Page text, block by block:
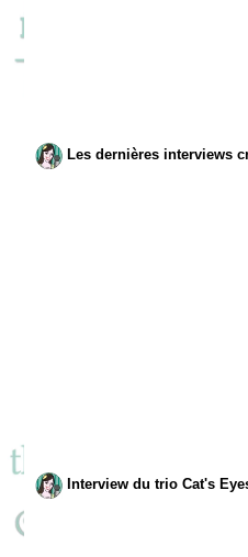
Les dernières interviews
Interview du trio Cat's